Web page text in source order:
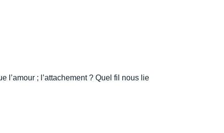
l’amour ; l’attachement ? Quel fil nous lie